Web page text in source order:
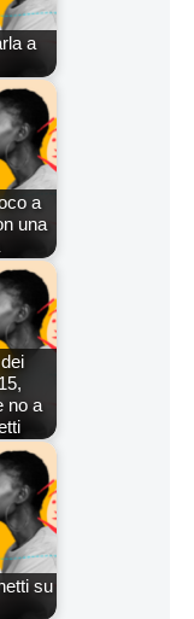
a
a
una
no a
su